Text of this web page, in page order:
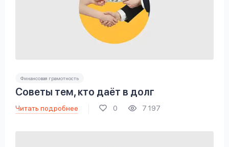
Финансовая грамотность
Советы тем, кто даёт в долг
Читать подробнее 0 7 197